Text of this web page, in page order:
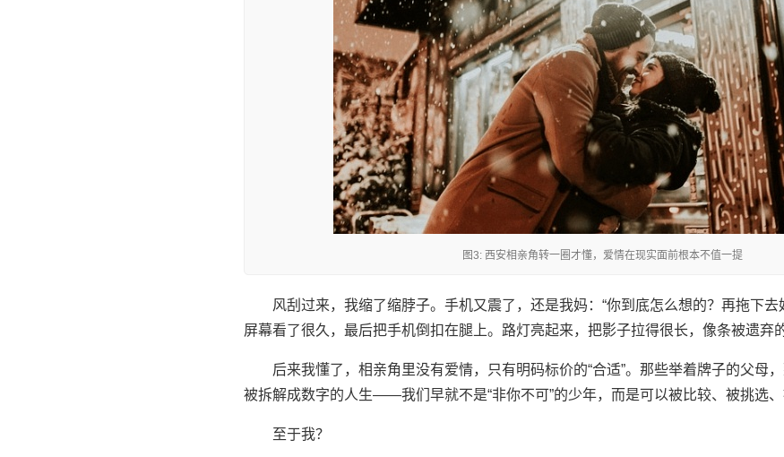
图3: 西安相亲角转一圈才懂，爱情在现实面前根本不值一提
风刮过来，我缩了缩脖子。手机又震了，还是我妈：“你到底怎么想的？再拖下去
屏幕看了很久，最后把手机倒扣在腿上。路灯亮起来，把影子拉得很长，像条被遗弃
后来我懂了，相亲角里没有爱情，只有明码标价的“合适”。那些举着牌子的父母
被拆解成数字的人生——我们早就不是“非你不可”的少年，而是可以被比较、被挑选、
至于我？